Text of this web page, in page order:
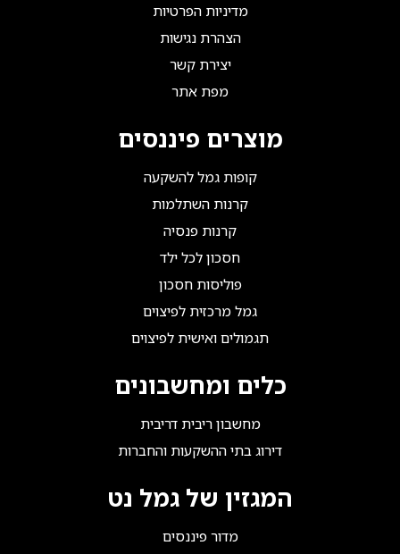
מדיניות הפרטיות
הצהרת נגישות
יצירת קשר
מפת אתר
מוצרים פיננסים
קופות גמל להשקעה
קרנות השתלמות
קרנות פנסיה
חסכון לכל ילד
פוליסות חסכון
גמל מרכזית לפיצוים
תגמולים ואישית לפיצוים
כלים ומחשבונים
מחשבון ריבית דריבית
דירוג בתי ההשקעות והחברות
המגזין של גמל נט
מדור פיננסים